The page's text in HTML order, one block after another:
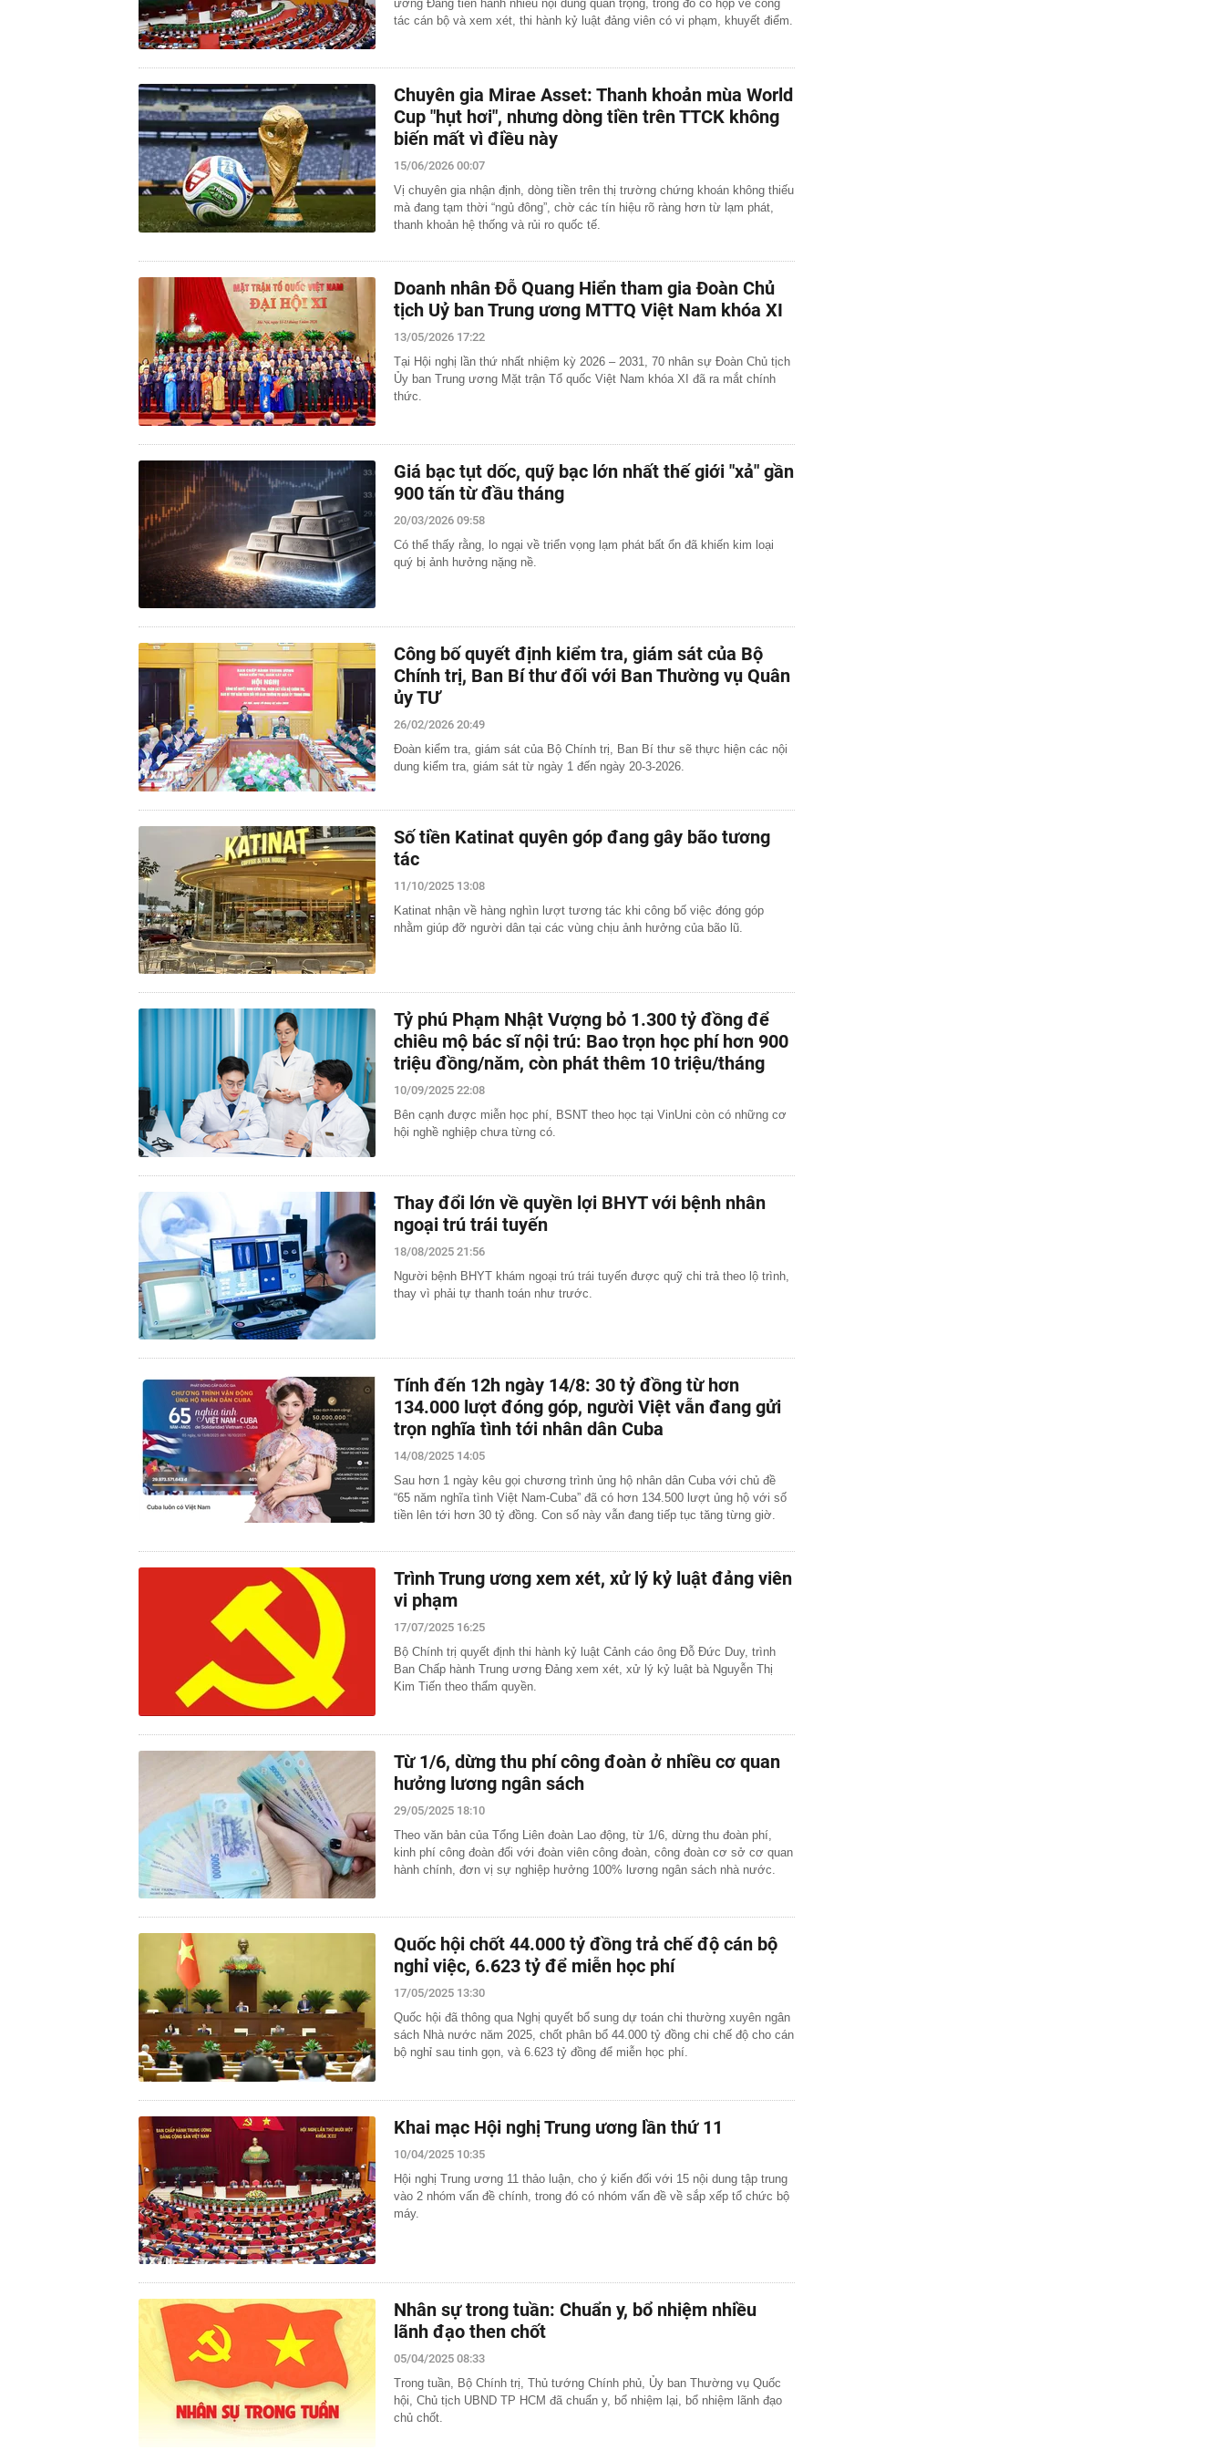
ương Đảng tiến hành nhiều nội dung quan trọng, trong đó có họp về công
tác cán bộ và xem xét, thi hành kỷ luật đảng viên có vi phạm, khuyết điểm.
Chuyên gia Mirae Asset: Thanh khoản mùa World
Cup "hụt hơi", nhưng dòng tiền trên TTCK không
biến mất vì điều này
15/06/2026 00:07
Vị chuyên gia nhận định, dòng tiền trên thị trường chứng khoán không thiếu
mà đang tạm thời “ngủ đông”, chờ các tín hiệu rõ ràng hơn từ lạm phát,
thanh khoản hệ thống và rủi ro quốc tế.
Doanh nhân Đỗ Quang Hiển tham gia Đoàn Chủ
tịch Uỷ ban Trung ương MTTQ Việt Nam khóa XI
13/05/2026 17:22
Tại Hội nghị lần thứ nhất nhiệm kỳ 2026 – 2031, 70 nhân sự Đoàn Chủ tịch
Ủy ban Trung ương Mặt trận Tổ quốc Việt Nam khóa XI đã ra mắt chính
thức.
Giá bạc tụt dốc, quỹ bạc lớn nhất thế giới "xả" gần
900 tấn từ đầu tháng
20/03/2026 09:58
Có thể thấy rằng, lo ngại về triển vọng lạm phát bất ổn đã khiến kim loại
quý bị ảnh hưởng nặng nề.
Công bố quyết định kiểm tra, giám sát của Bộ
Chính trị, Ban Bí thư đối với Ban Thường vụ Quân
ủy TƯ
26/02/2026 20:49
Đoàn kiểm tra, giám sát của Bộ Chính trị, Ban Bí thư sẽ thực hiện các nội
dung kiểm tra, giám sát từ ngày 1 đến ngày 20-3-2026.
Số tiền Katinat quyên góp đang gây bão tương
tác
11/10/2025 13:08
Katinat nhận về hàng nghìn lượt tương tác khi công bố việc đóng góp
nhằm giúp đỡ người dân tại các vùng chịu ảnh hưởng của bão lũ.
Tỷ phú Phạm Nhật Vượng bỏ 1.300 tỷ đồng để
chiêu mộ bác sĩ nội trú: Bao trọn học phí hơn 900
triệu đồng/năm, còn phát thêm 10 triệu/tháng
10/09/2025 22:08
Bên cạnh được miễn học phí, BSNT theo học tại VinUni còn có những cơ
hội nghề nghiệp chưa từng có.
Thay đổi lớn về quyền lợi BHYT với bệnh nhân
ngoại trú trái tuyến
18/08/2025 21:56
Người bệnh BHYT khám ngoại trú trái tuyến được quỹ chi trả theo lộ trình,
thay vì phải tự thanh toán như trước.
Tính đến 12h ngày 14/8: 30 tỷ đồng từ hơn
134.000 lượt đóng góp, người Việt vẫn đang gửi
trọn nghĩa tình tới nhân dân Cuba
14/08/2025 14:05
Sau hơn 1 ngày kêu gọi chương trình ủng hộ nhân dân Cuba với chủ đề
“65 năm nghĩa tình Việt Nam-Cuba” đã có hơn 134.500 lượt ủng hộ với số
tiền lên tới hơn 30 tỷ đồng. Con số này vẫn đang tiếp tục tăng từng giờ.
Trình Trung ương xem xét, xử lý kỷ luật đảng viên
vi phạm
17/07/2025 16:25
Bộ Chính trị quyết định thi hành kỷ luật Cảnh cáo ông Đỗ Đức Duy, trình
Ban Chấp hành Trung ương Đảng xem xét, xử lý kỷ luật bà Nguyễn Thị
Kim Tiến theo thẩm quyền.
Từ 1/6, dừng thu phí công đoàn ở nhiều cơ quan
hưởng lương ngân sách
29/05/2025 18:10
Theo văn bản của Tổng Liên đoàn Lao động, từ 1/6, dừng thu đoàn phí,
kinh phí công đoàn đối với đoàn viên công đoàn, công đoàn cơ sở cơ quan
hành chính, đơn vị sự nghiệp hưởng 100% lương ngân sách nhà nước.
Quốc hội chốt 44.000 tỷ đồng trả chế độ cán bộ
nghỉ việc, 6.623 tỷ để miễn học phí
17/05/2025 13:30
Quốc hội đã thông qua Nghị quyết bổ sung dự toán chi thường xuyên ngân
sách Nhà nước năm 2025, chốt phân bổ 44.000 tỷ đồng chi chế độ cho cán
bộ nghỉ sau tinh gọn, và 6.623 tỷ đồng để miễn học phí.
Khai mạc Hội nghị Trung ương lần thứ 11
10/04/2025 10:35
Hội nghị Trung ương 11 thảo luận, cho ý kiến đối với 15 nội dung tập trung
vào 2 nhóm vấn đề chính, trong đó có nhóm vấn đề về sắp xếp tổ chức bộ
máy.
Nhân sự trong tuần: Chuẩn y, bổ nhiệm nhiều
lãnh đạo then chốt
05/04/2025 08:33
Trong tuần, Bộ Chính trị, Thủ tướng Chính phủ, Ủy ban Thường vụ Quốc
hội, Chủ tịch UBND TP HCM đã chuẩn y, bổ nhiệm lại, bổ nhiệm lãnh đạo
chủ chốt.